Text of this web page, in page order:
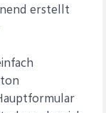
erstellt